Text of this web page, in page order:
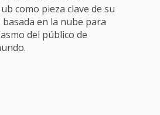
como pieza clave de su
en la nube para
del público de